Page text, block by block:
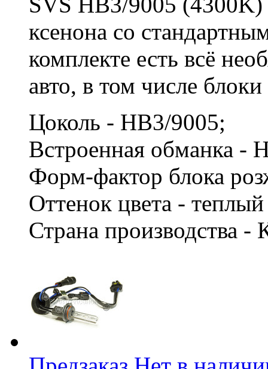
ксенона со
комплекте есть всё
авто, в том числе
Цоколь - HB3/9005;
Встроенная обманка -
Форм-фактор блока
Оттенок цвета -
Страна производства -